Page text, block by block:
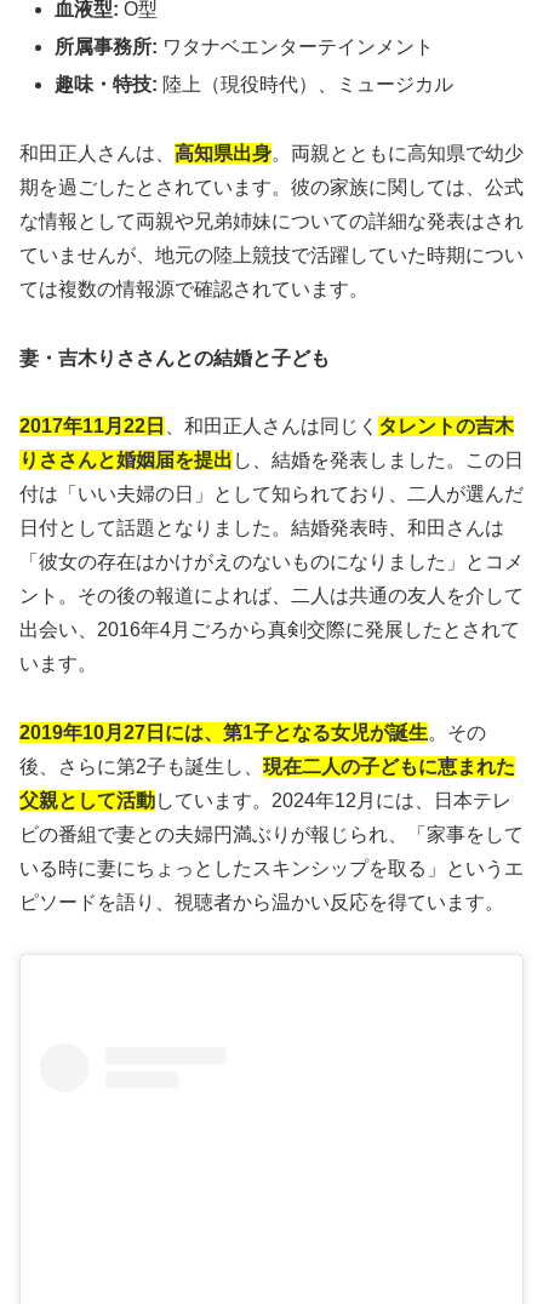
血液型: O型
所属事務所: ワタナベエンターテインメント
趣味・特技: 陸上（現役時代）、ミュージカル
和田正人さんは、 高知県出身。両親とともに高知県で幼少
期を過ごしたとされています。彼の家族に関しては、公式
な情報として両親や兄弟姉妹についての詳細な発表はされ
ていませんが、地元の陸上競技で活躍していた時期につい
ては複数の情報源で確認されています。
妻・吉木りささんとの結婚と子ども
2017年11月22日 、和田正人さんは同じく タレントの吉木
りささんと婚姻届を提出 し、結婚を発表しました。この日
付は「いい夫婦の日」として知られており、二人が選んだ
日付として話題となりました。結婚発表時、和田さんは
「彼女の存在はかけがえのないものになりました」とコメ
ント。その後の報道によれば、二人は共通の友人を介して
出会い、2016年4月ごろから真剣交際に発展したとされて
います。
2019年10月27日には、第1子となる女児が誕生。その
後、さらに第2子も誕生し、 現在二人の子どもに恵まれた
父親として活動しています。2024年12月には、日本テレ
ビの番組で妻との夫婦円満ぶりが報じられ、「家事をして
いる時に妻にちょっとしたスキンシップを取る」というエ
ピソードを語り、視聴者から温かい反応を得ています。